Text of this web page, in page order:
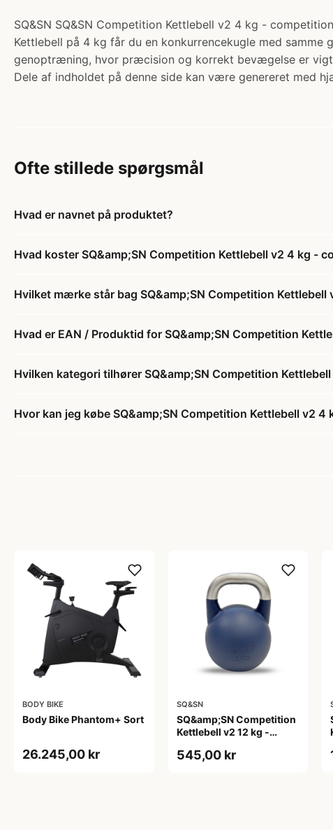
SQ&SN SQ&SN Competition Kettlebell v2 4 kg -
Kettlebell på 4 kg får du en konkurrencekugle med
genoptræning, hvor præcision og korrekt bevægelse er
Dele af indholdet på denne side kan være genereret med
Ofte stillede spørgsmål
Hvad er navnet på produktet?
Hvad koster SQ&amp;SN Competition Kettlebell v2 4 kg -
Hvilket mærke står bag SQ&amp;SN Competition
Hvad er EAN / Produktid for SQ&amp;SN Competition
Hvilken kategori tilhører SQ&amp;SN Competition
Hvor kan jeg købe SQ&amp;SN Competition Kettlebell v2
BODY BIKE
Body Bike Phantom+ Sort
26.245,00 kr
SQ&SN
SQ&amp;SN Competition
Kettlebell v2 12 kg -
teknik og funktionel
545,00 kr